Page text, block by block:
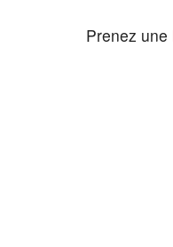
Prenez une